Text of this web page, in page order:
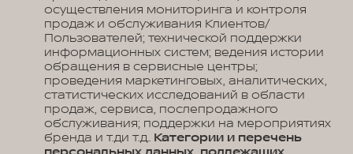
осуществления мониторинга и контроля
продаж и обслуживания Клиентов/
Пользователей; технической поддержки
информационных систем; ведения истории
обращения в сервисные центры;
проведения маркетинговых, аналитических,
статистических исследований в области
продаж, сервиса, послепродажного
обслуживания; поддержки на мероприятиях
бренда и т.ди т.д.. Категории и перечень